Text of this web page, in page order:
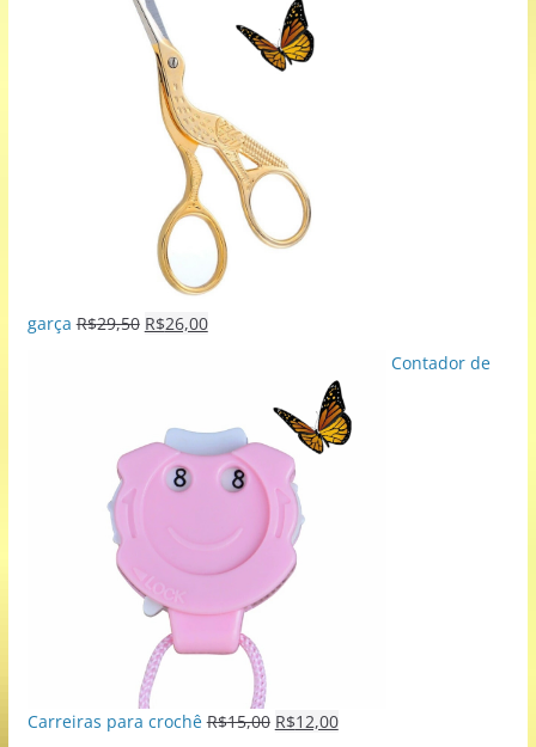
garça R$29,50 R$26,00
Contador de
Carreiras para crochê R$15,00 R$12,00